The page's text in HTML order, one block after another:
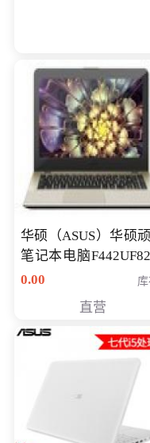
华硕（ASUS）华硕
笔记本电脑
八代独显轻薄办公
0.00
直营